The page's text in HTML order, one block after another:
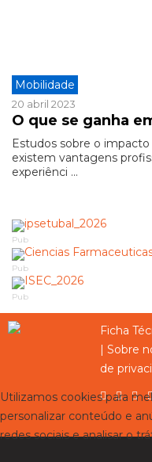
Mobilidade
20 abril 2023
O que se ganha
Estudos sobre o
existem vantagens
experiênci ...
Pub
Pub
Pub
Ficha
| Sobre
de
Utilizamos cookies para
personalizar conteúdo e
redes sociais e analisar o